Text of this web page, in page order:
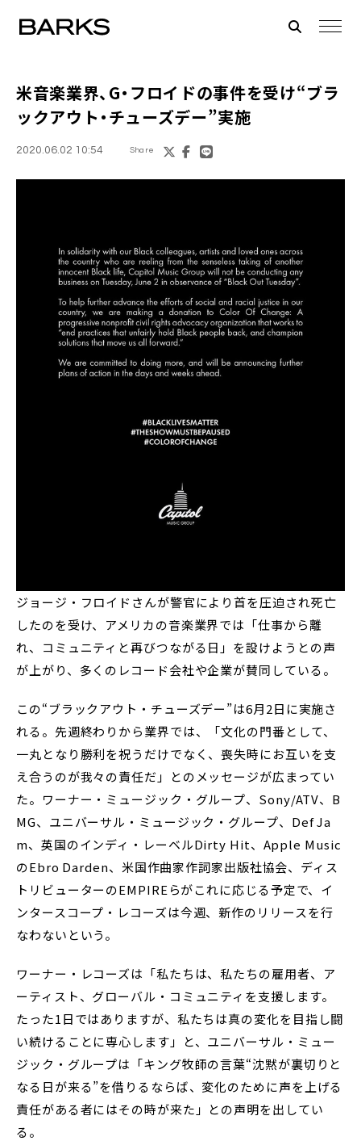
米音楽業界、G・フロイドの事件を受け“ブラ
ックアウト・チューズデー”実施
2020.06.02 10:54 Share
ジョージ・フロイドさんが警官により首を圧迫され死亡
したのを受け、アメリカの音楽業界では「仕事から離
れ、コミュニティと再びつながる日」を設けようとの声
が上がり、多くのレコード会社や企業が賛同している。
この“ブラックアウト・チューズデー”は6月2日に実施さ
れる。先週終わりから業界では、「文化の門番として、
一丸となり勝利を祝うだけでなく、喪失時にお互いを支
え合うのが我々の責任だ」とのメッセージが広まってい
た。ワーナー・ミュージック・グループ、Sony/ATV、B
MG、ユニバーサル・ミュージック・グループ、Def Ja
m、英国のインディ・レーベルDirty Hit、Apple Music
のEbro Darden、米国作曲家作詞家出版社協会、ディス
トリビューターのEMPIREらがこれに応じる予定で、イ
ンタースコープ・レコーズは今週、新作のリリースを行
なわないという。
ワーナー・レコーズは「私たちは、私たちの雇用者、ア
ーティスト、グローバル・コミュニティを支援します。
たった1日ではありますが、私たちは真の変化を目指し闘
い続けることに専心します」と、ユニバーサル・ミュー
ジック・グループは「キング牧師の言葉“沈黙が裏切りと
なる日が来る”を借りるならば、変化のために声を上げる
責任がある者にはその時が来た」との声明を出してい
る。